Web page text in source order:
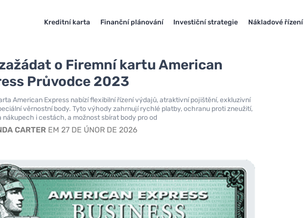
Kreditní karta Finanční plánování Investiční strategie Nákladové řízení
o Firemní kartu American
Průvodce 2023
American Express nabízí flexibilní řízení výdajů, atraktivní pojištění, exkluzivní
věrnostní body. Tyto výhody zahrnují rychlé platby, ochranu proti zneužití,
nákupech i cestách, a možnost sbírat body pro od
CARTER EM 27 DE ÚNOR DE 2026